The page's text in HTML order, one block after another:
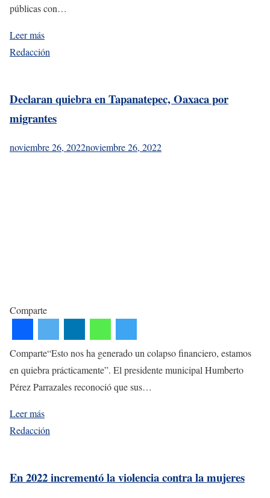
públicas con…
Leer más
Redacción
Declaran quiebra en Tapanatepec, Oaxaca por
migrantes
noviembre 26, 2022noviembre 26, 2022
Comparte
Comparte“Esto nos ha generado un colapso financiero, estamos
en quiebra prácticamente”. El presidente municipal Humberto
Pérez Parrazales reconoció que sus…
Leer más
Redacción
En 2022 incrementó la violencia contra la mujeres